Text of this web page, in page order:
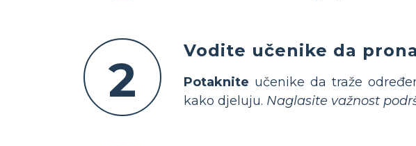
2
Vodite učenike da
Potaknite učenike da traže
kako djeluju. Naglasite važnost